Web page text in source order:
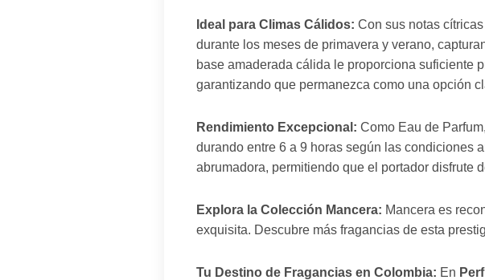
Ideal para Climas Cálidos: Con sus notas
durante los meses de primavera y verano,
base amaderada cálida le proporciona suficiente
garantizando que permanezca como una opción
Rendimiento Excepcional: Como Eau de
durando entre 6 a 9 horas según las condiciones
abrumadora, permitiendo que el portador disfrute
Explora la Colección Mancera: Mancera es
exquisita. Descubre más fragancias de esta
Tu Destino de Fragancias en Colombia: En